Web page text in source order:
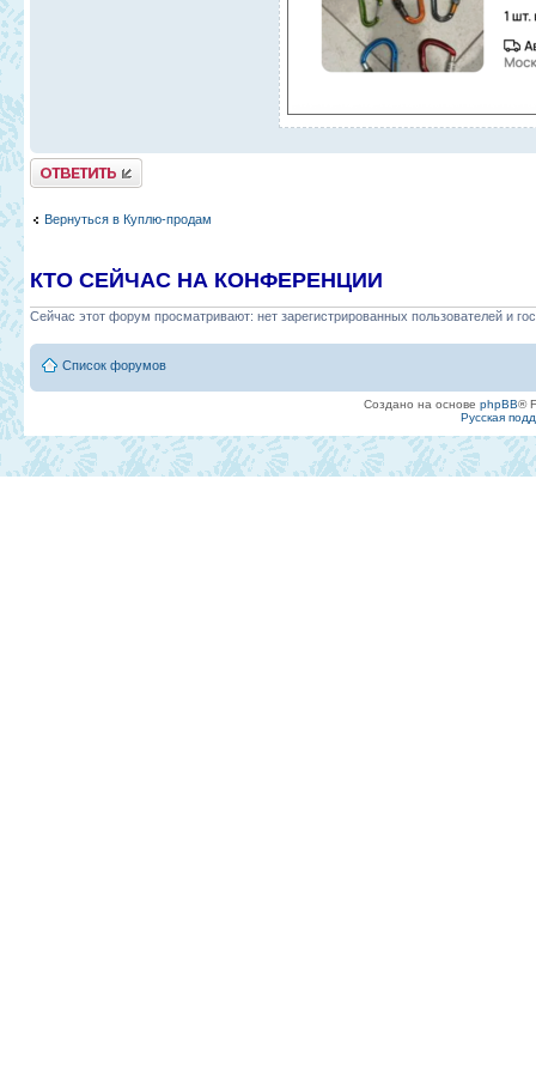
Ответить
Вернуться в Куплю-продам
КТО СЕЙЧАС НА КОНФЕРЕНЦИИ
Сейчас этот форум просматривают: нет зарегистрированных пользователей и
Список форумов
Создано на основе phpBB®
Русская